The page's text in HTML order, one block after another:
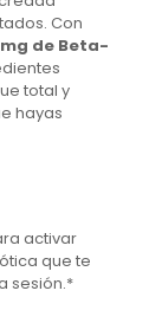
Con
de Beta-
total y
hayas
activar
que te
sesión.*